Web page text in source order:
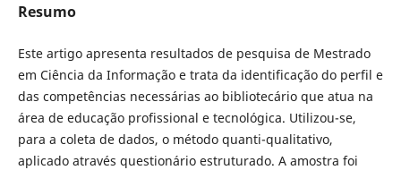
Resumo
Este artigo apresenta resultados de pesquisa de Mestrado
em Ciência da Informação e trata da identificação do perfil e
das competências necessárias ao bibliotecário que atua na
área de educação profissional e tecnológica. Utilizou-se,
para a coleta de dados, o método quanti-qualitativo,
aplicado através questionário estruturado. A amostra foi